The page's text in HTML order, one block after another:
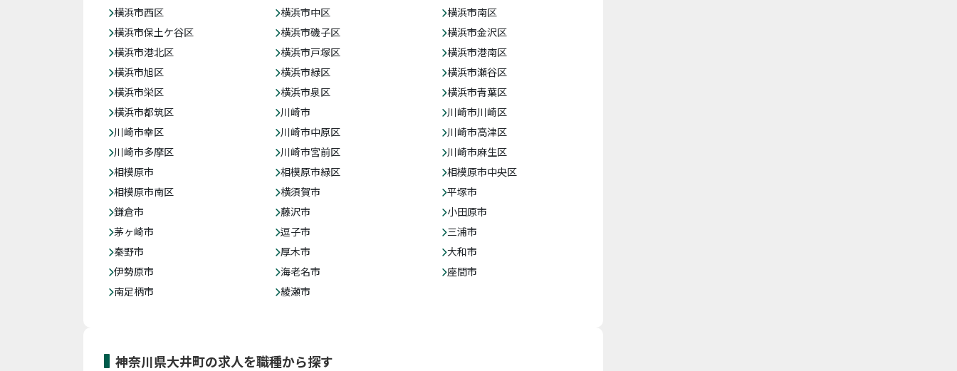
横浜市西区
横浜市中区
横浜市南区
横浜市保土ケ谷区
横浜市磯子区
横浜市金沢区
横浜市港北区
横浜市戸塚区
横浜市港南区
横浜市旭区
横浜市緑区
横浜市瀬谷区
横浜市栄区
横浜市泉区
横浜市青葉区
横浜市都筑区
川崎市
川崎市川崎区
川崎市幸区
川崎市中原区
川崎市高津区
川崎市多摩区
川崎市宮前区
川崎市麻生区
相模原市
相模原市緑区
相模原市中央区
相模原市南区
横須賀市
平塚市
鎌倉市
藤沢市
小田原市
茅ヶ崎市
逗子市
三浦市
秦野市
厚木市
大和市
伊勢原市
海老名市
座間市
南足柄市
綾瀬市
神奈川県大井町の求人を職種から探す